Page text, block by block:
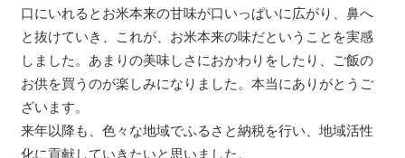
口にいれるとお米本来の甘味が口いっぱいに広がり、鼻へ
と抜けていき、これが、お米本来の味だということを実感
しました。あまりの美味しさにおかわりをしたり、ご飯の
お供を買うのが楽しみになりました。本当にありがとうご
ざいます。
来年以降も、色々な地域でふるさと納税を行い、地域活性
化に貢献していきたいと思いました。